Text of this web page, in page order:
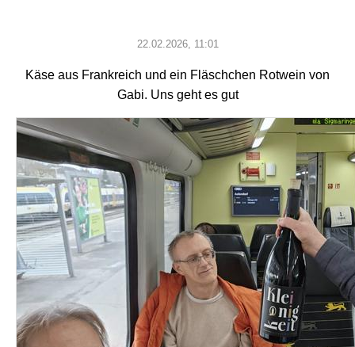
22.02.2026, 11:01
Käse aus Frankreich und ein Fläschchen Rotwein von
Gabi. Uns geht es gut